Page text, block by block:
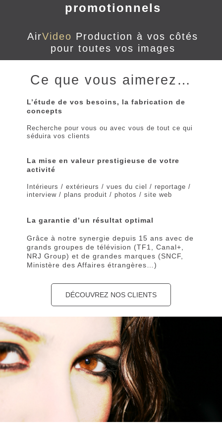
promotionnels
AirVideo Production à vos côtés
pour toutes vos images
Ce que vous aimerez…
L’étude de vos besoins, la fabrication de
concepts
Recherche pour vous ou avec vous de tout ce qui
séduira vos clients
La mise en valeur prestigieuse de votre
activité
Intérieurs / extérieurs / vues du ciel / reportage /
interview / plans produit / photos / site web
La garantie d’un résultat optimal
Grâce à notre synergie depuis 15 ans avec de
grands groupes de télévision (TF1, Canal+,
NRJ Group) et de grandes marques (SNCF,
Ministère des Affaires étrangères…)
DÉCOUVREZ NOS CLIENTS